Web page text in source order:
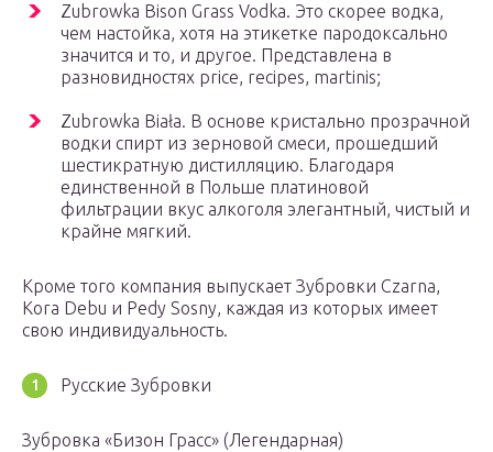
Zubrowka Bison Grass Vodka. Это скорее водка,
чем настойка, хотя на этикетке пародоксально
значится и то, и другое. Представлена в
разновидностях price, recipes, martinis;
Zubrowka Biała. В основе кристально прозрачной
водки спирт из зерновой смеси, прошедший
шестикратную дистилляцию. Благодаря
единственной в Польше платиновой
фильтрации вкус алкоголя элегантный, чистый и
крайне мягкий.
Кроме того компания выпускает Зубровки Czarna,
Kora Debu и Pedy Sosny, каждая из которых имеет
свою индивидуальность.
Русские Зубровки
Зубровка «Бизон Грасс» (Легендарная)